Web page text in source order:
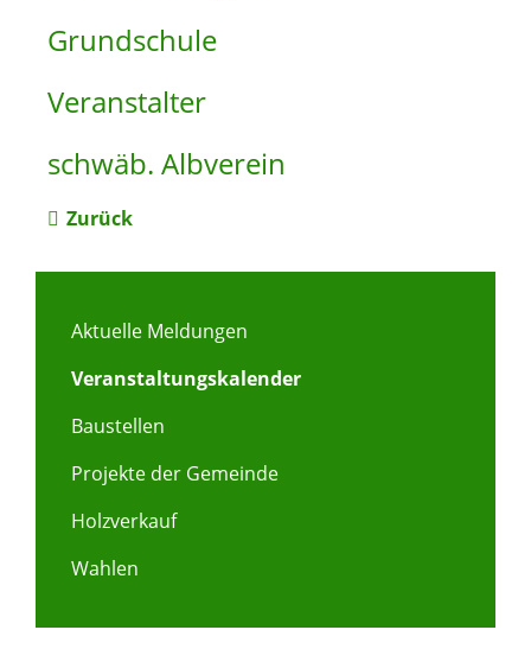
Grundschule
Veranstalter
schwäb. Albverein
Zurück
Aktuelle Meldungen
Veranstaltungskalender
Baustellen
Projekte der Gemeinde
Holzverkauf
Wahlen